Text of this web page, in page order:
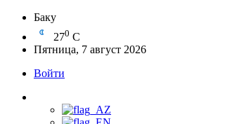
Баку
270 C
Пятница, 7 август 2026
Войти